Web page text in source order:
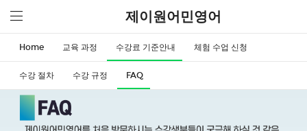
제이원어민영어
Home 교육 과정 수강료 기준안내 체험 수업 신청
수강 절차 수강 규정 FAQ